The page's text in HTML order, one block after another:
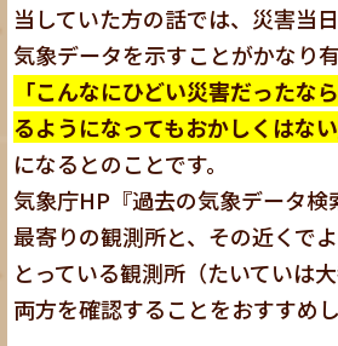
当していた方の話では、災害当
気象データを示すことがかなり有
「こんなにひどい災害だったな
るようになってもおかしくはない
になるとのことです。
気象庁HP 『過去の気象データ検
最寄りの観測所と、その近くで
とっている観測所（たいていは
両方を確認することをおすすめし